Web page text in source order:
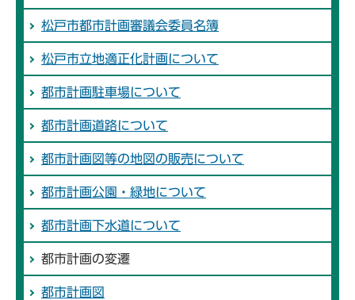
松戸市都市計画審議会委員名簿
松戸市立地適正化計画について
都市計画駐車場について
都市計画道路について
都市計画図等の地図の販売について
都市計画公園・緑地について
都市計画下水道について
都市計画の変遷
都市計画図